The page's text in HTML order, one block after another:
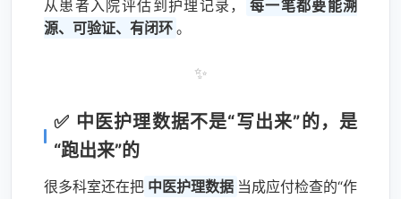
从患者入院评估到护理记录，
每一笔都要能溯
源、可验证、有闭环 。
✨
✅ 中医护理数据不是“写出来”的，是
“跑出来”的
很多科室还在把 中医护理数据 当成应付检查的“作